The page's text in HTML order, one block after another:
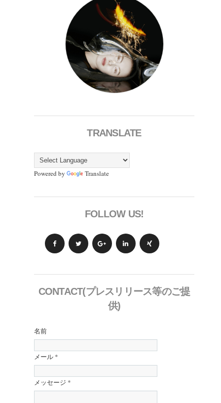
TRANSLATE
Powered by Translate
FOLLOW US!
CONTACT(プレスリリース等のご提
供)
名前
メール *
メッセージ *